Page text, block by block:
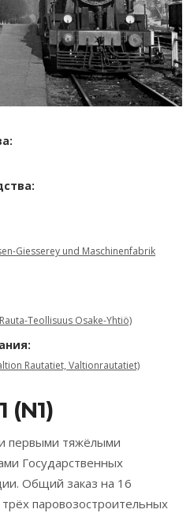
Giesserey und Maschinenfabrik
Teollisuus Osake-Yhtiö)
Rautatiet, Valtionrautatiet)
(N1)
первыми тяжёлыми
Государственных
Общий заказ на 16
паровозостроительных